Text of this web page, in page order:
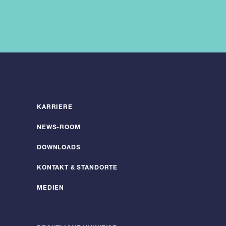
KARRIERE
NEWS-ROOM
DOWNLOADS
KONTAKT & STANDORTE
MEDIEN